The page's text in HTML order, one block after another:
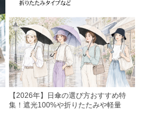
【2026年】日傘の選び方おすすめ特
集！遮光100%や折りたたみや軽量